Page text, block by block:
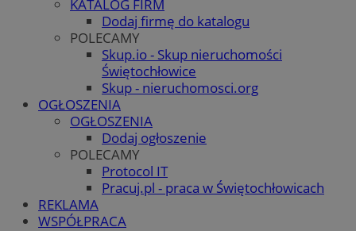
KATALOG FIRM
Dodaj firmę do katalogu
POLECAMY
Skup.io - Skup nieruchomości
Świętochłowice
Skup - nieruchomosci.org
OGŁOSZENIA
OGŁOSZENIA
Dodaj ogłoszenie
POLECAMY
Protocol IT
Pracuj.pl - praca w Świętochłowicach
REKLAMA
WSPÓŁPRACA